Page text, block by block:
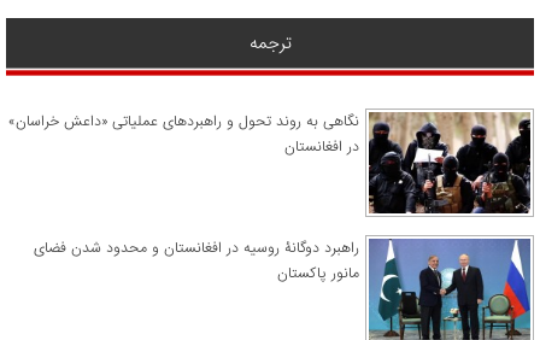
ترجمه
نگاهی به روند تحول و راهبردهای عملیاتی «داعش خراسان»
در افغانستان
راهبرد دوگانۀ روسیه در افغانستان و محدود شدن فضای
مانور پاکستان